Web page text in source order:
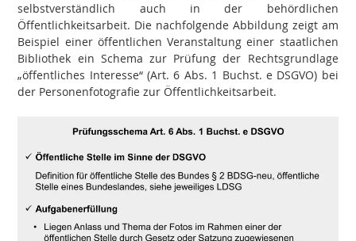
selbstverständlich auch in der behördlichen
Öffentlichkeitsarbeit. Die nachfolgende Abbildung zeigt am
Beispiel einer öffentlichen Veranstaltung einer staatlichen
Bibliothek ein Schema zur Prüfung der Rechtsgrundlage
„öffentliches Interesse“ (Art. 6 Abs. 1 Buchst. e DSGVO) bei
der Personenfotografie zur Öffentlichkeitsarbeit.